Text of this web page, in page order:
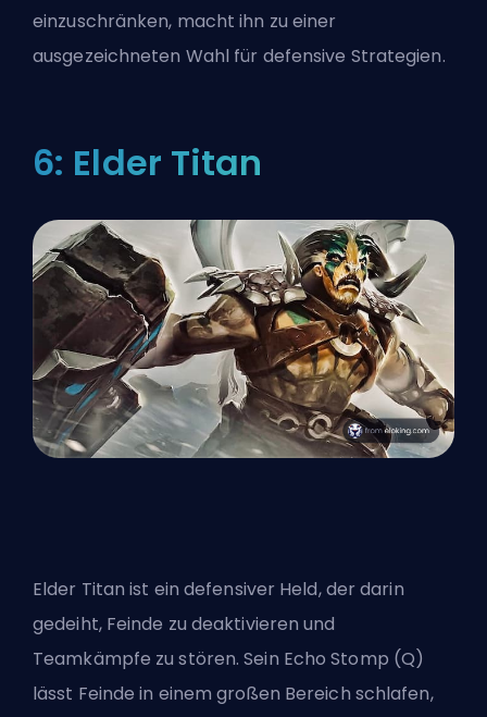
einzuschränken, macht ihn zu einer
ausgezeichneten Wahl für defensive Strategien.
6: Elder Titan
Elder Titan ist ein defensiver Held, der darin
gedeiht, Feinde zu deaktivieren und
Teamkämpfe zu stören. Sein Echo Stomp (Q)
lässt Feinde in einem großen Bereich schlafen,